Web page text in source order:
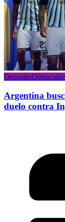
Deportes
Argentina
duelo contra